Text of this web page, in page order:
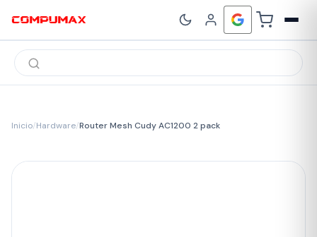
Búsqueda
de
productos
Inicio/Hardware/Router Mesh Cudy AC1200 2 pack